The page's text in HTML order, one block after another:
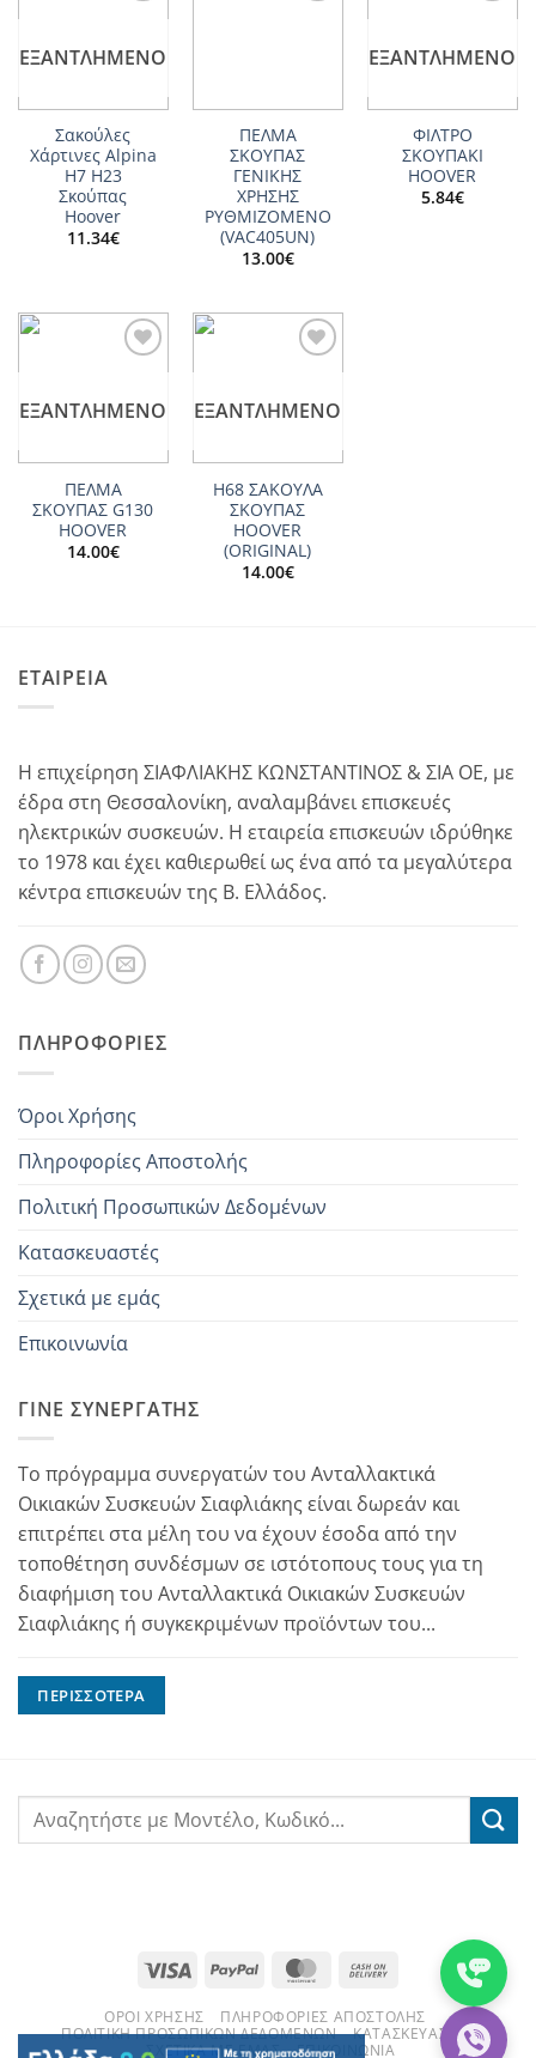
ΕΞΑΝΤΛΗΜΈΝΟ
Σακούλες
Χάρτινες Alpina
H7 H23
Σκούπας
Hoover
11.34€
ΠΕΛΜΑ
ΣΚΟΥΠΑΣ
ΓΕΝΙΚΗΣ
ΧΡΗΣΗΣ
ΡΥΘΜΙΖΟΜΕΝΟ
(VAC405UN)
13.00€
ΕΞΑΝΤΛΗΜΈΝΟ
ΦΙΛΤΡΟ
ΣΚΟΥΠΑΚΙ
HOOVER
5.84€
ΕΞΑΝΤΛΗΜΈΝΟ
ΠΕΛΜΑ
ΣΚΟΥΠΑΣ G130
HOOVER
14.00€
ΕΞΑΝΤΛΗΜΈΝΟ
Η68 ΣΑΚΟΥΛΑ
ΣΚΟΥΠΑΣ
HOOVER
(ORIGINAL)
14.00€
ΕΤΑΙΡΕΙΑ
Η επιχείρηση ΣΙΑΦΛΙΑΚΗΣ ΚΩΝΣΤΑΝΤΙΝΟΣ & ΣΙΑ ΟΕ, με
έδρα στη Θεσσαλονίκη, αναλαμβάνει επισκευές
ηλεκτρικών συσκευών. Η εταιρεία επισκευών ιδρύθηκε
το 1978 και έχει καθιερωθεί ως ένα από τα μεγαλύτερα
κέντρα επισκευών της Β. Ελλάδος.
ΠΛΗΡΟΦΟΡΊΕΣ
Όροι Χρήσης
Πληροφορίες Αποστολής
Πολιτική Προσωπικών Δεδομένων
Κατασκευαστές
Σχετικά με εμάς
Επικοινωνία
ΓΊΝΕ ΣΥΝΕΡΓΆΤΗΣ
Το πρόγραμμα συνεργατών του Ανταλλακτικά
Οικιακών Συσκευών Σιαφλιάκης είναι δωρεάν και
επιτρέπει στα μέλη του να έχουν έσοδα από την
τοποθέτηση συνδέσμων σε ιστότοπους τους για τη
διαφήμιση του Ανταλλακτικά Οικιακών Συσκευών
Σιαφλιάκης ή συγκεκριμένων προϊόντων του...
ΠΕΡΙΣΣΌΤΕΡΑ
Visa PayPal MasterCard
Delivery
ΌΡΟΙ ΧΡΉΣΗΣ
ΠΛΗΡΟΦΟΡΊΕΣ ΑΠΟΣΤΟΛΉΣ
ΠΟΛΙΤΙΚΉ ΠΡΟΣΩΠΙΚΏΝ ΔΕΔΟΜΈΝΩΝ
ΚΑΤΑΣΚΕΥΑΣΤΈΣ
ΣΧΕΤΙΚΆ ΜΕ ΕΜΆΣ
ΕΠΙΚΟΙΝΩΝΊΑ